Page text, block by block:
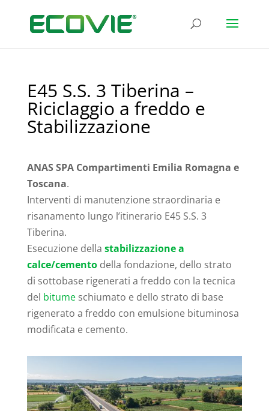
E45 S.S. 3 Tiberina –
Riciclaggio a freddo e
Stabilizzazione
ANAS SPA Compartimenti Emilia Romagna e
Toscana.
Interventi di manutenzione straordinaria e
risanamento lungo l’itinerario E45 S.S. 3
Tiberina.
Esecuzione della stabilizzazione a
calce/cementodella fondazione, dello strato
di sottobase rigenerati a freddo con la tecnica
del bitumeschiumato e dello strato di base
rigenerato a freddo con emulsione bituminosa
modificata e cemento.